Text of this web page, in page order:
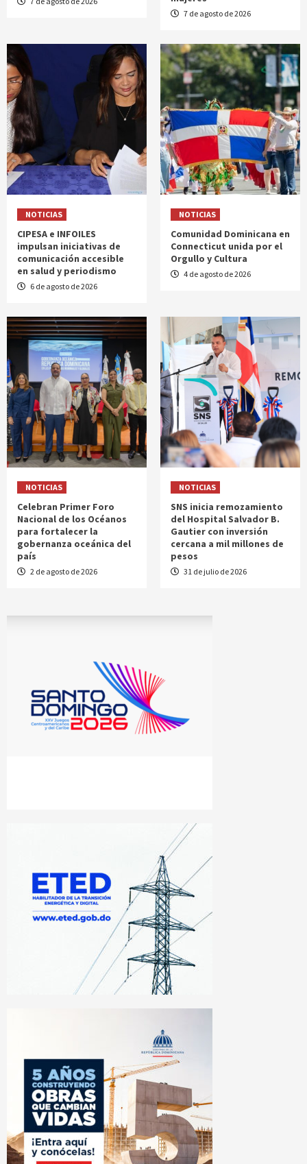
7 de agosto de 2026
NOTICIAS
CIPESA e INFOILES
impulsan iniciativas de
comunicación accesible
en salud y periodismo
6 de agosto de 2026
NOTICIAS
Comunidad Dominicana en
Connecticut unida por el
Orgullo y Cultura
4 de agosto de 2026
NOTICIAS
Celebran Primer Foro
Nacional de los Océanos
para fortalecer la
gobernanza oceánica del
país
2 de agosto de 2026
NOTICIAS
SNS inicia remozamiento
del Hospital Salvador B.
Gautier con inversión
cercana a mil millones de
pesos
31 de julio de 2026